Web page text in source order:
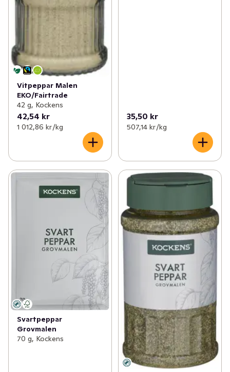
Vitpeppar Malen
EKO/Fairtrade
42 g, Kockens
42,54 kr
1 012,86 kr /kg
35,50 kr
507,14 kr /kg
Svartpeppar
Grovmalen
70 g, Kockens